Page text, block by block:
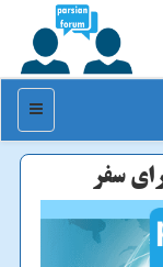
منو
سفر